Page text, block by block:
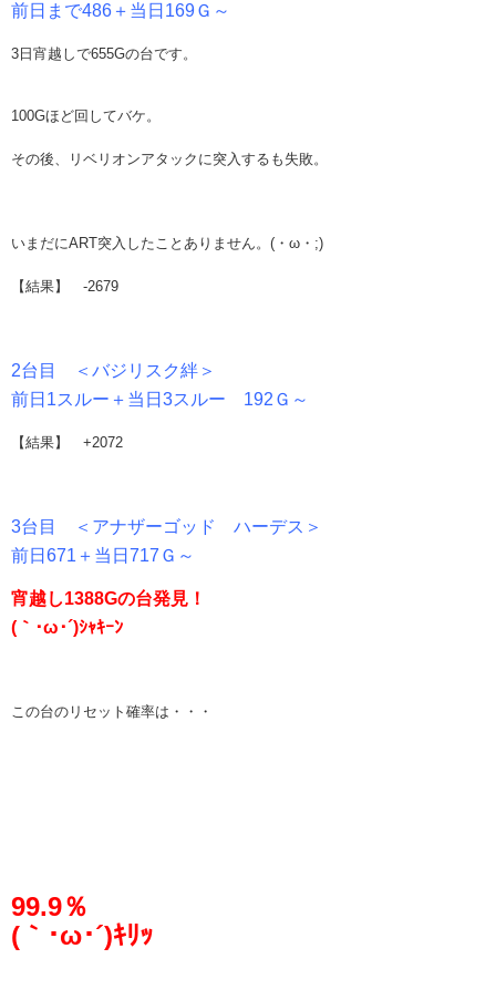
前日まで486＋当日169Ｇ～
3日宵越しで655Gの台です。
100Gほど回してバケ。
その後、リベリオンアタックに突入するも失敗。
いまだにART突入したことありません。(・ω・;)
【結果】 -2679
2台目 ＜バジリスク絆＞
前日1スルー＋当日3スルー 192Ｇ～
【結果】 +2072
3台目 ＜アナザーゴッド ハーデス＞
前日671＋当日717Ｇ～
宵越し1388Gの台発見！
(｀･ω･´)ｼｬｷｰﾝ
この台のリセット確率は・・・
99.9％
(｀･ω･´)ｷﾘｯ